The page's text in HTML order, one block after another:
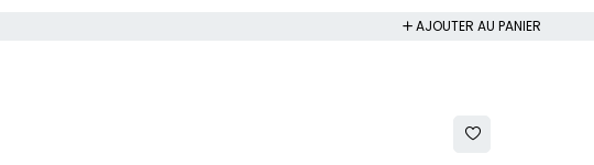
AJOUTER AU PANIER